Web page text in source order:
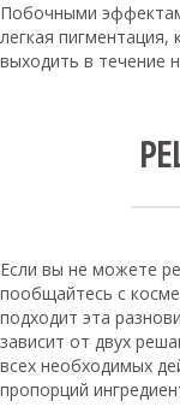
Побочными
легкая
выходить в течение
Если вы не можете
пообщайтесь с
подходит эта
зависит от двух
всех необходимых
пропорций